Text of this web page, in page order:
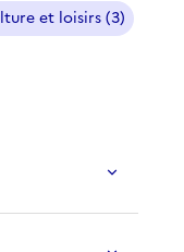
et loisirs (3)